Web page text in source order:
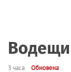
Водещи
3 часа Обновена